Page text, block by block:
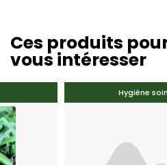
Ces produits
vous intéresser
Hygiène